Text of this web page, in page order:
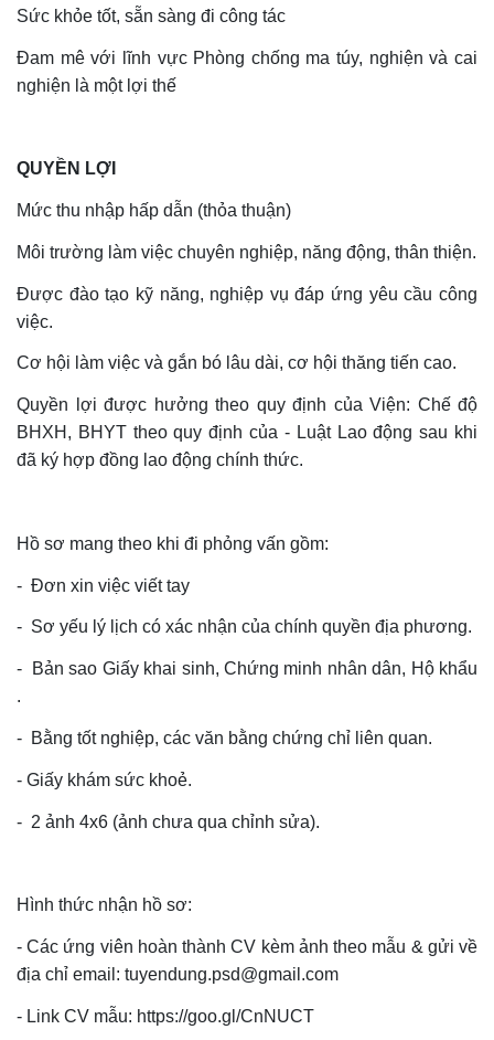
Sức khỏe tốt, sẵn sàng đi công tác
Đam mê với lĩnh vực Phòng chống ma túy, nghiện và cai
nghiện là một lợi thế
QUYỀN LỢI
Mức thu nhập hấp dẫn (thỏa thuận)
Môi trường làm việc chuyên nghiệp, năng động, thân thiện.
Được đào tạo kỹ năng, nghiệp vụ đáp ứng yêu cầu công
việc.
Cơ hội làm việc và gắn bó lâu dài, cơ hội thăng tiến cao.
Quyền lợi được hưởng theo quy định của Viện: Chế độ
BHXH, BHYT theo quy định của - Luật Lao động sau khi
đã ký hợp đồng lao động chính thức.
Hồ sơ mang theo khi đi phỏng vấn gồm:
- Đơn xin việc viết tay
- Sơ yếu lý lịch có xác nhận của chính quyền địa phương.
- Bản sao Giấy khai sinh, Chứng minh nhân dân, Hộ khẩu
.
- Bằng tốt nghiệp, các văn bằng chứng chỉ liên quan.
- Giấy khám sức khoẻ.
- 2 ảnh 4x6 (ảnh chưa qua chỉnh sửa).
Hình thức nhận hồ sơ:
- Các ứng viên hoàn thành CV kèm ảnh theo mẫu & gửi về
địa chỉ email: tuyendung.psd@gmail.com
- Link CV mẫu: https://goo.gl/CnNUCT